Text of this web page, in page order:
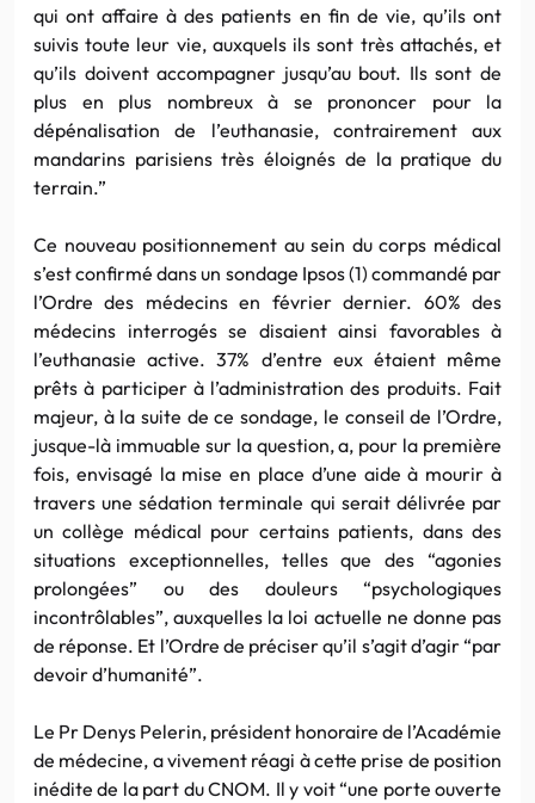
qui ont affaire à des patients en fin de vie, qu’ils ont
suivis toute leur vie, auxquels ils sont très attachés, et
qu’ils doivent accompagner jusqu’au bout. Ils sont de
plus en plus nombreux à se prononcer pour la
dépénalisation de l’euthanasie, contrairement aux
mandarins parisiens très éloignés de la pratique du
terrain.”
Ce nouveau positionnement au sein du corps médical
s’est confirmé dans un sondage Ipsos (1) commandé par
l’Ordre des médecins en février dernier. 60% des
médecins interrogés se disaient ainsi favorables à
l’euthanasie active. 37% d’entre eux étaient même
prêts à participer à l’administration des produits. Fait
majeur, à la suite de ce sondage, le conseil de l’Ordre,
jusque-là immuable sur la question, a, pour la première
fois, envisagé la mise en place d’une aide à mourir à
travers une sédation terminale qui serait délivrée par
un collège médical pour certains patients, dans des
situations exceptionnelles, telles que des “agonies
prolongées” ou des douleurs “psychologiques
incontrôlables”, auxquelles la loi actuelle ne donne pas
de réponse. Et l’Ordre de préciser qu’il s’agit d’agir “par
devoir d’humanité”.
Le Pr Denys Pelerin, président honoraire de l’Académie
de médecine, a vivement réagi à cette prise de position
inédite de la part du CNOM. Il y voit “une porte ouverte